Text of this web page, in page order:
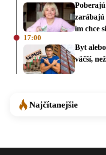
zarábajú
im chce
17:00
Byt
väčší,
Najčítanejšie